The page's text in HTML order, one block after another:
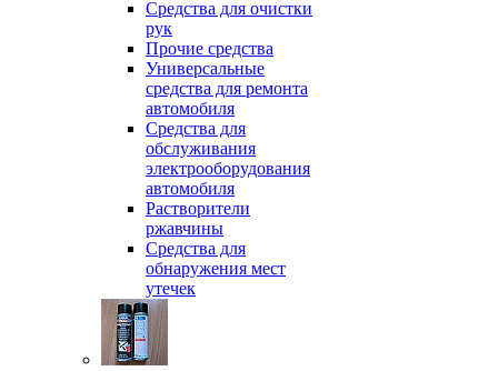
Средства для очистки
рук
Прочие средства
Универсальные
средства для ремонта
автомобиля
Средства для
обслуживания
электрооборудования
автомобиля
Растворители
ржавчины
Средства для
обнаружения мест
утечек